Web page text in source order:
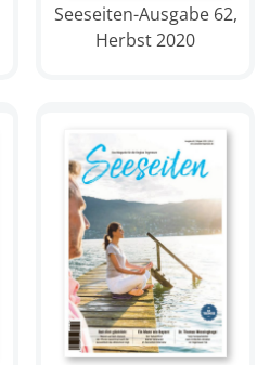
Seeseiten-Ausgabe 62,
Herbst 2020